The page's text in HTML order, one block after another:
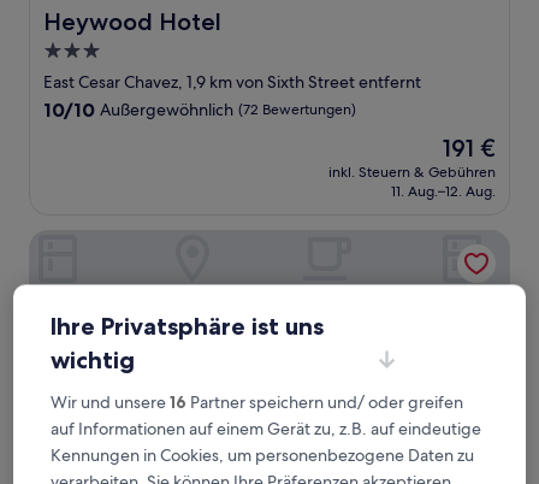
Heywood Hotel
Heywood Hotel
3.0-
Sterne-
Unterkunft
East Cesar Chavez, 1,9 km von Sixth Street entfernt
10.0
10/10 Außergewöhnlich (72 Bewertungen)
Der
Preis
beträgt
191 €
inkl. Steuern & Gebühren
11. Aug.–12. Aug.
Ihre Privatsphäre ist uns
wichtig
Wir und unsere16 Partner speichern und/ oder greifen
auf Informationen auf einem Gerät zu, z.B. auf eindeutige
Kennungen in Cookies, um personenbezogene Daten zu